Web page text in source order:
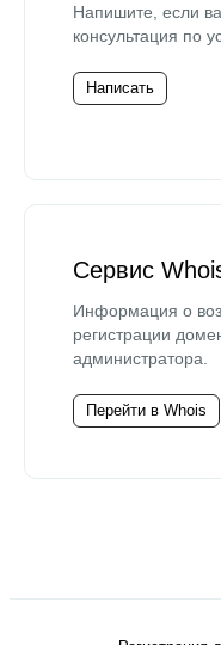
Напишите, если
консультация по
Написать
Сервис
Информация о
регистрации
администратора.
Перейти в Whois